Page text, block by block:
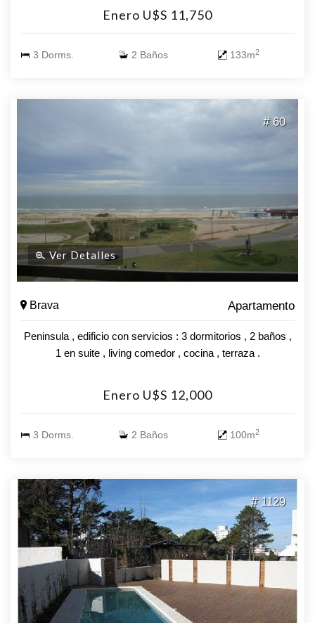
Enero U$S 11,750
3 Dorms. 2 Baños 133m2
# 60
Ver Detalles
Brava Apartamento
Peninsula , edificio con servicios : 3 dormitorios , 2 baños ,
1 en suite , living comedor , cocina , terraza .
Enero U$S 12,000
3 Dorms. 2 Baños 100m2
# 1129